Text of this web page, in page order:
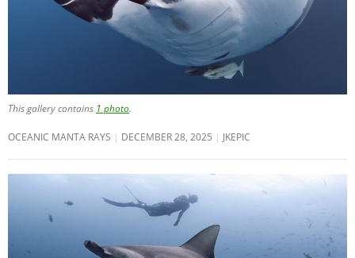
This gallery contains 1 photo.
OCEANIC MANTA RAYS DECEMBER 28, 2025 JKEPIC